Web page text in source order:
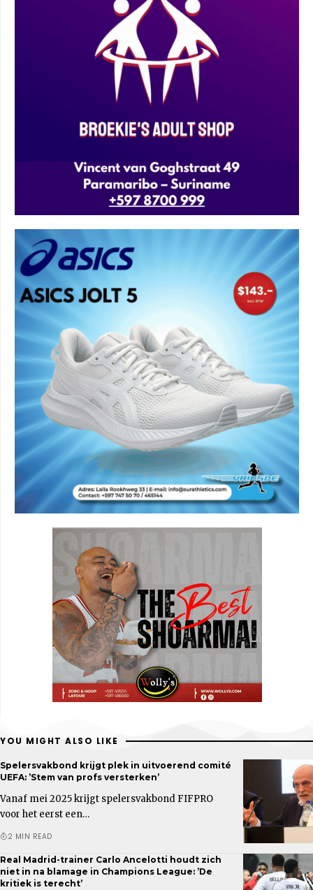
YOU MIGHT ALSO LIKE
Spelersvakbond krijgt plek in uitvoerend comité
UEFA: ’Stem van profs versterken’
Vanaf mei 2025 krijgt spelersvakbond FIFPRO
voor het eerst een…
2 MIN READ
Real Madrid-trainer Carlo Ancelotti houdt zich
niet in na blamage in Champions League: ’De
kritiek is terecht’